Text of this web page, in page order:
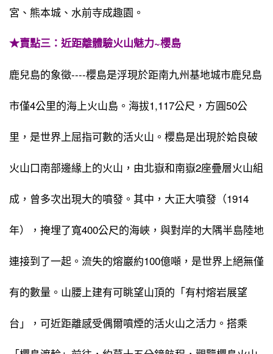
宮、熊本城、水前寺成趣園。
★賣點三：近距離體驗火山魅力~櫻島
鹿兒島的象徵----櫻島是浮現於距南九州基地城市鹿兒島
市僅4公里的海上火山島。海拔1,117公尺，方圓50公
里，是世界上屈指可數的活火山。櫻島是出現於姶良破
火山口南部邊緣上的火山，由北嶽和南嶽2座疊層火山組
成，曾多次出現大的噴發。其中，大正大噴發（1914
年），掩埋了寬400公尺的海峽，與對岸的大隅半島陸地
連接到了一起。流失的熔巖約100億噸，是世界上絕無僅
有的數量。山腰上建有可眺望山頂的「有村熔岩展望
台」，可近距離感受偶爾噴煙的活火山之活力。搭乘